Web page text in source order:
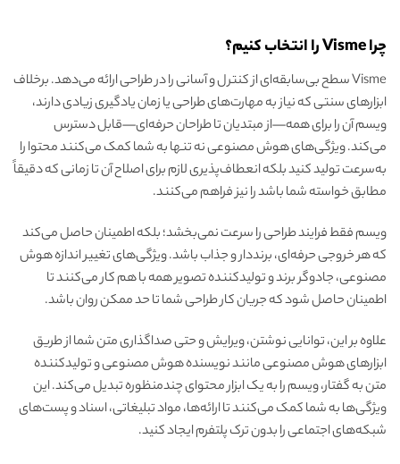
چرا Visme را انتخاب کنیم؟
Visme سطح بی‌سابقه‌ای از کنترل و آسانی را در طراحی ارائه می‌دهد. برخلاف
ابزارهای سنتی که نیاز به مهارت‌های طراحی یا زمان یادگیری زیادی دارند،
ویسم آن را برای همه—از مبتدیان تا طراحان حرفه‌ای—قابل دسترس
می‌کند. ویژگی‌های هوش مصنوعی نه تنها به شما کمک می‌کنند محتوا را
به‌سرعت تولید کنید بلکه انعطاف‌پذیری لازم برای اصلاح آن تا زمانی که دقیقاً
مطابق خواسته شما باشد را نیز فراهم می‌کنند.
ویسم فقط فرایند طراحی را سرعت نمی‌بخشد؛ بلکه اطمینان حاصل می‌کند
که هر خروجی حرفه‌ای، برنددار و جذاب باشد. ویژگی‌های تغییر اندازه هوش
مصنوعی، جادوگر برند و تولید‌کننده تصویر همه با هم کار می‌کنند تا
اطمینان حاصل شود که جریان کار طراحی شما تا حد ممکن روان باشد.
علاوه بر این، توانایی نوشتن، ویرایش و حتی صداگذاری متن شما از طریق
ابزارهای هوش مصنوعی مانند نویسنده هوش مصنوعی و تولید‌کننده
متن به گفتار، ویسم را به یک ابزار محتوای چندمنظوره تبدیل می‌کند. این
ویژگی‌ها به شما کمک می‌کنند تا ارائه‌ها، مواد تبلیغاتی، اسناد و پست‌های
شبکه‌های اجتماعی را بدون ترک پلتفرم ایجاد کنید.